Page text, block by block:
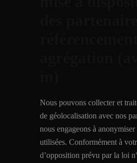
Nous pouvons collecter et
de géolocalisation avec nos
nous engageons à anonymiser
utilisées. Conformément à
d’opposition prévu par la loi